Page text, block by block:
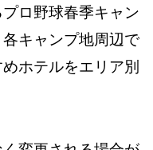
ロ野球春季キャン
キャンプ地周辺で
ホテルをエリア別